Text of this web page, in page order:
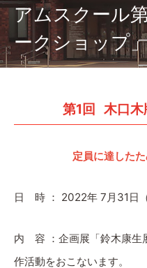
アムスクール
ークショップ
第1回 木口木
定員に達したた
日 時 ： 2022年 7月31日
内 容 ：企画展「鈴木康生
作活動をおこないます。